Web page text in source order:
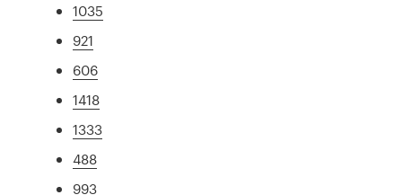
1035
921
606
1418
1333
488
993